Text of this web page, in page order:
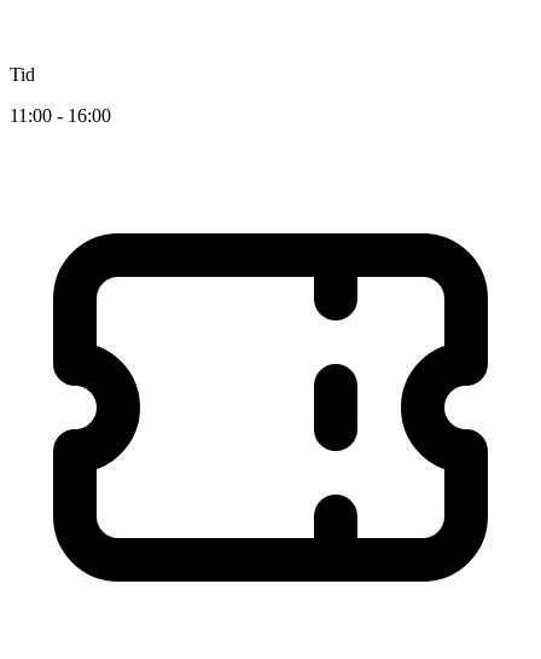
Tid
11:00 - 16:00